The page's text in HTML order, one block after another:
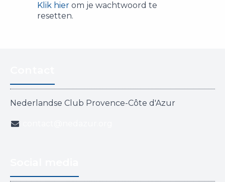
Klik hier om je wachtwoord te
resetten.
Nederlandse Club Provence-Côte d'Azur